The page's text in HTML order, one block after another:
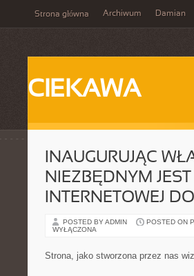
Strona główna Archiwum Damian
CIEKAWA
INAUGURUJĄC
NIEZBĘDNYM
INTERNETOWEJ
POSTED BY ADMIN POSTED ON
WYŁĄCZONA
Strona, jako stworzona przez nas